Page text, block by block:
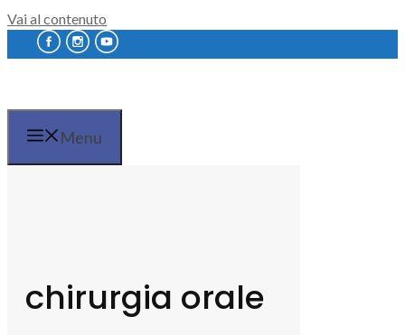
Vai al contenuto
Menu
chirurgia orale